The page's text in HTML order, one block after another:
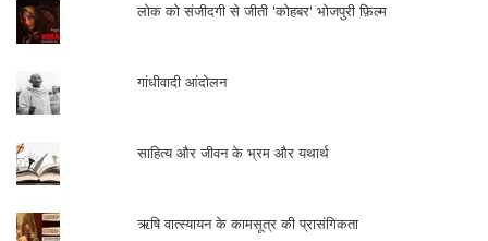
लोक को संजीदगी से जीती 'कोहबर' भोजपुरी फ़िल्म
गांधीवादी आंदोलन
साहित्य और जीवन के भ्रम और यथार्थ
ऋषि वात्स्यायन के कामसूत्र की प्रासंगिकता